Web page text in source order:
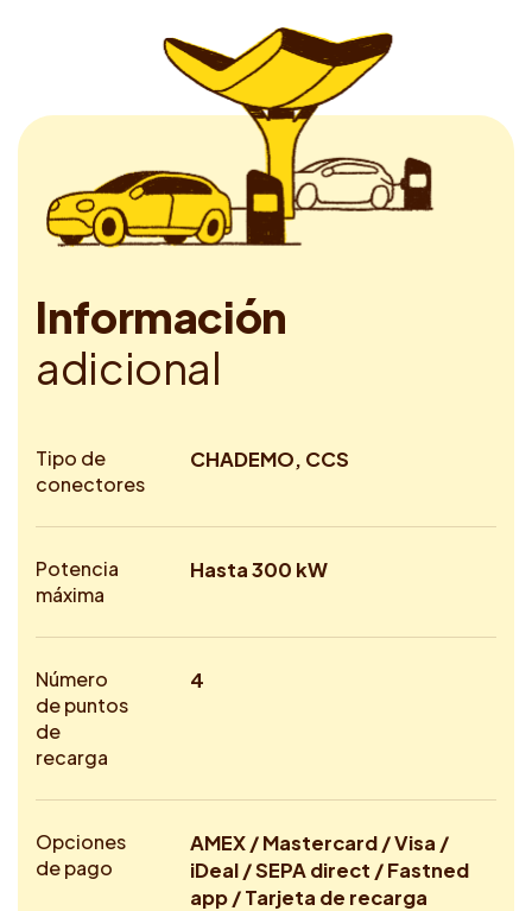
Información
adicional
Tipo de
conectores
CHADEMO, CCS
Potencia
máxima
Hasta 300 kW
Número
de puntos
de
recarga
4
Opciones
de pago
AMEX / Mastercard / Visa /
iDeal / SEPA direct / Fastned
app / Tarjeta de recarga